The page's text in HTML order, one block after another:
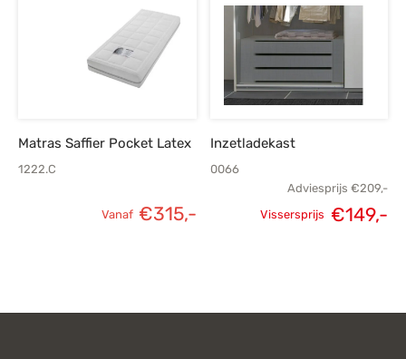
€419,-. €299,-.
Matras Saffier Pocket Latex
1222.C
Vanaf €315,-
Inzetladekast
0066
Adviesprijs €209,-
Vissersprijs €149,-